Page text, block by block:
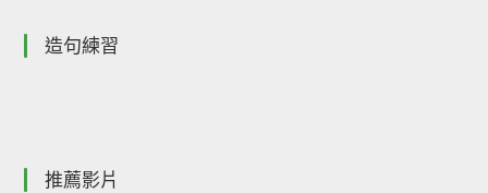
造句練習
推薦影片